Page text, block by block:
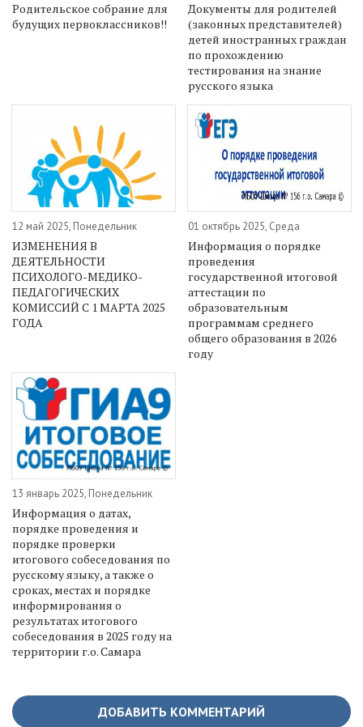
Родительское собрание для
будущих первоклассников!!
Документы для родителей
(законных представителей)
детей иностранных граждан
по прохождению
тестирования на знание
русского языка
12 май 2025, Понедельник
ИЗМЕНЕНИЯ В
ДЕЯТЕЛЬНОСТИ
ПСИХОЛОГО-МЕДИКО-
ПЕДАГОГИЧЕСКИХ
КОМИССИЙ С 1 МАРТА 2025
ГОДА
01 октябрь 2025, Среда
Информация о порядке
проведения
государственной итоговой
аттестации по
образовательным
программам среднего
общего образования в 2026
году
13 январь 2025, Понедельник
Информация о датах,
порядке проведения и
порядке проверки
итогового собеседования по
русскому языку, а также о
сроках, местах и порядке
информирования о
результатах итогового
собеседования в 2025 году на
территории г.о. Самара
ДОБАВИТЬ КОММЕНТАРИЙ